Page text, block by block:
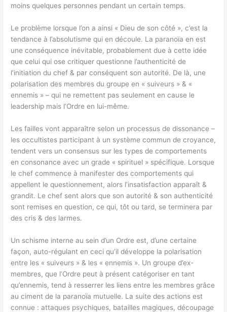
moins quelques personnes pendant un certain temps.
Le problème lorsque l’on a ainsi « Dieu de son côté », c’est la
tendance à l’absolutisme qui en découle. La paranoïa en est
une conséquence inévitable, probablement due à cette idée
que celui qui ose critiquer questionne l’authenticité de
l’initiation du chef & par conséquent son autorité. De là, une
polarisation des membres du groupe en « suiveurs » & «
ennemis » – qui ne remettent pas seulement en cause le
leadership mais l’Ordre en lui-même.
Les failles vont apparaître selon un processus de dissonance –
les occultistes participant à un système commun de croyance,
tendent vers un consensus sur les types de comportements
en consonance avec un grade « spirituel » spécifique. Lorsque
le chef commence à manifester des comportements qui
appellent le questionnement, alors l’insatisfaction apparaît &
grandit. Le chef sent alors que son autorité & son authenticité
sont remises en question, ce qui, tôt ou tard, se terminera par
des cris & des larmes.
Un schisme interne au sein d’un Ordre est, d’une certaine
façon, auto-régulant en ceci qu’il développe la polarisation
entre les « suiveurs » & les « ennemis ». Un groupe d’ex-
membres, que l’Ordre peut à présent catégoriser en tant
qu’ennemis, tend à resserrer les liens entre les membres grâce
au ciment de la paranoïa mutuelle. La suite des actions est
connue : attaques psychiques, batailles magiques, découpage